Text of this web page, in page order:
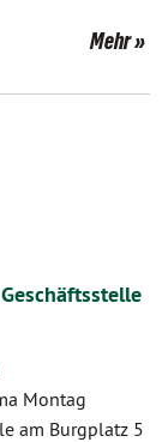
Mehr
Montag
am Burgplatz 5